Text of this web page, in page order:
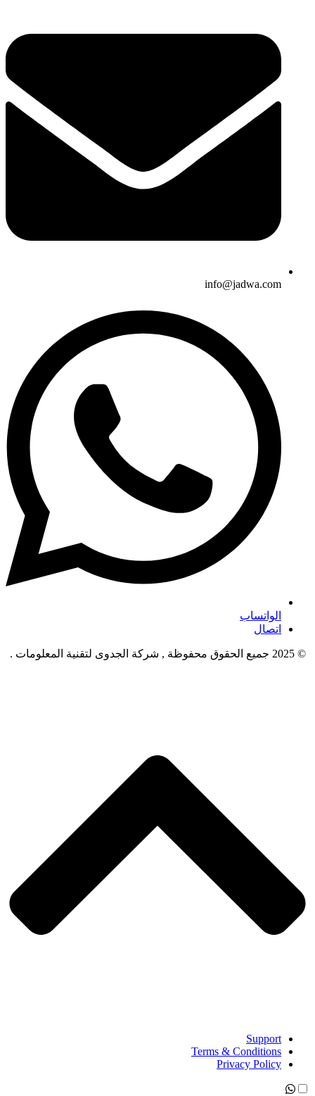
info@jadwa.com
الواتساب
اتصال
© 2025 جميع الحقوق محفوظة , شركة الجدوى لتقنية المعلومات .
Support
Terms & Conditions
Privacy Policy